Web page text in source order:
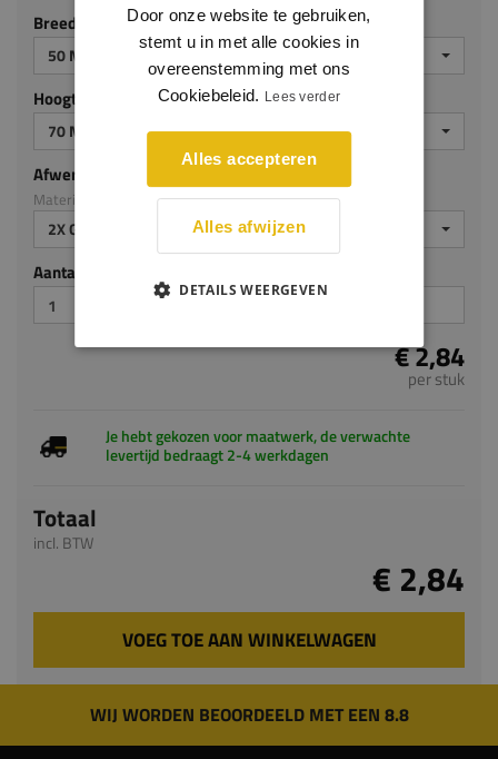
Hoogte (mm)
70 MM
Afwerking
Materiaal: MDF v313
2X GEGROND
Aantal stuks
per stuk
Je hebt gekozen voor maatwerk, de verwachte
Totaal
incl. BTW
WIJ WORDEN BEOORDEELD MET EEN 8.8
PRODUCTEN SERVICE
Door onze website te gebruiken,
stemt u in met alle cookies in
overeenstemming met ons
Cookiebeleid. Lees verder
Alles accepteren
Alles afwijzen
DETAILS WEERGEVEN